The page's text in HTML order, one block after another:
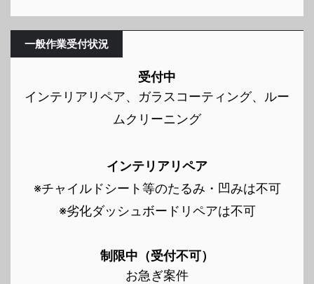
一般作業受付状況
受付中
インテリアリペア、ガラスコーティング、ルー
ムクリーニング
インテリアリペア
※チャイルドシート等のたるみ・凹みは不可
※劣化ダッシュボードリペアは不可
制限中（受付不可）
お急ぎ案件